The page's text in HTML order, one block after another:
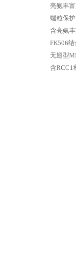
亮氨丰
端粒保
含亮氨
FK506
无翅型
含RCC1